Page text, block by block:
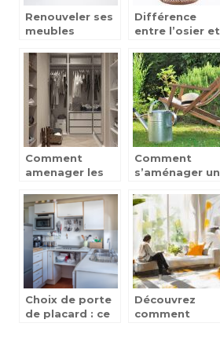
Renouveler ses
meubles
Différence
entre l’osier et
Comment
amenager les
?
Comment
s’aménager un
l’extérieur ?
Choix de porte
de placard : ce
Découvrez
comment